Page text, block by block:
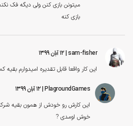
میتونن بازی کنن ولی دیگه فک نکنم
بازی کنه
sam-fisher | ۱۲ آبان ۱۳۹۹
این کار واقعا قابل تقدیره امیدوارم
PlagroundGames | ۱۲ آبان ۱۳۹۹
این کارش رو خودش از همون بقیه
خوش اومدی ?